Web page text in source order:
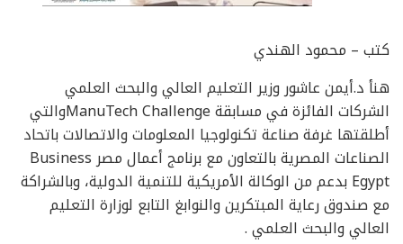
كتب – محمود الهندي
هنأ د.أيمن عاشور وزير التعليم العالي والبحث العلمي
الشركات الفائزة في مسابقة ManuTech Challengeوالتي
أطلقتها غرفة صناعة تكنولوجيا المعلومات والاتصالات باتحاد
الصناعات المصرية بالتعاون مع برنامج أعمال مصر Business
Egypt بدعم من الوكالة الأمريكية للتنمية الدولية، وبالشراكة
مع صندوق رعاية المبتكرين والنوابغ التابع لوزارة التعليم
العالي والبحث العلمي .